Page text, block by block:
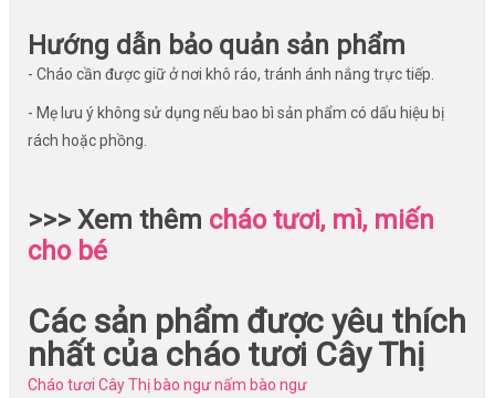
Hướng dẫn bảo quản sản phẩm
- Cháo cần được giữ ở nơi khô ráo, tránh ánh nắng trực tiếp.
- Mẹ lưu ý không sử dụng nếu bao bì sản phẩm có dấu hiệu bị
rách hoặc phồng.
>>> Xem thêm cháo tươi, mì, miến
cho bé
Các sản phẩm được yêu thích
nhất của cháo tươi Cây Thị
Cháo tươi Cây Thị bào ngư nấm bào ngư